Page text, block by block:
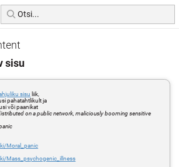
sisu
sisu liik,
pahatahtlikult ja
või paanikat
on a public network, maliciously booming sensitive
Moral_panic
Mass_psychogenic_illness